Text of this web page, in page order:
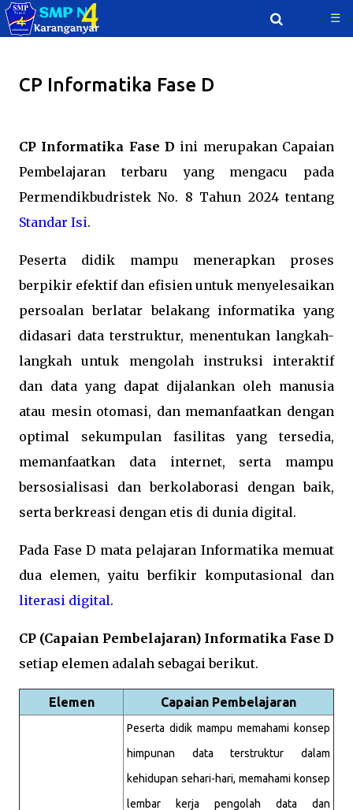
☰
CP Informatika Fase D
CP Informatika Fase D ini merupakan Capaian
Pembelajaran terbaru yang mengacu pada
Permendikbudristek No. 8 Tahun 2024 tentang
Standar Isi.
Peserta didik mampu menerapkan proses
berpikir efektif dan efisien untuk menyelesaikan
persoalan berlatar belakang informatika yang
didasari data terstruktur, menentukan langkah-
langkah untuk mengolah instruksi interaktif
dan data yang dapat dijalankan oleh manusia
atau mesin otomasi, dan memanfaatkan dengan
optimal sekumpulan fasilitas yang tersedia,
memanfaatkan data internet, serta mampu
bersosialisasi dan berkolaborasi dengan baik,
serta berkreasi dengan etis di dunia digital.
Pada Fase D mata pelajaran Informatika memuat
dua elemen, yaitu berfikir komputasional dan
literasi digital.
CP (Capaian Pembelajaran) Informatika Fase D
setiap elemen adalah sebagai berikut.
Elemen Capaian Pembelajaran
Peserta didik mampu memahami konsep
himpunan data terstruktur dalam
kehidupan sehari-hari, memahami konsep
lembar kerja pengolah data dan